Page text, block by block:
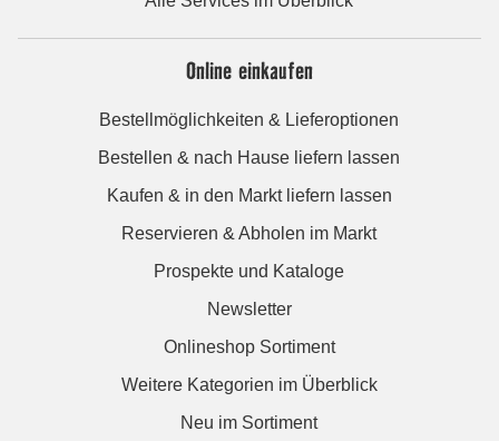
Online einkaufen
Bestellmöglichkeiten & Lieferoptionen
Bestellen & nach Hause liefern lassen
Kaufen & in den Markt liefern lassen
Reservieren & Abholen im Markt
Prospekte und Kataloge
Newsletter
Onlineshop Sortiment
Weitere Kategorien im Überblick
Neu im Sortiment